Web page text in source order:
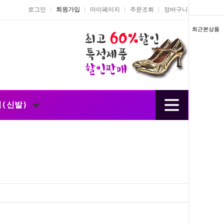
최근본상품
로그인 회원가입 마이페이지 주문조회 장바구니
(신발)